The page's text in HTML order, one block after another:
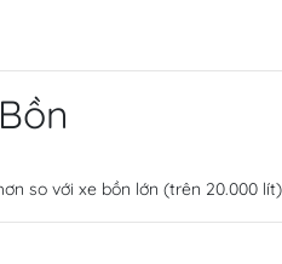
so với xe bồn lớn (trên 20.000